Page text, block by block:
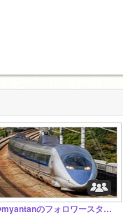
@myantanのフォロワースタジオ